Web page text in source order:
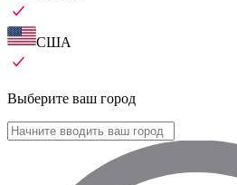
США
Выберите ваш город